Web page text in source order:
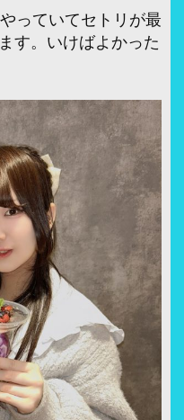
っていてセトリが最
す。いけばよかった